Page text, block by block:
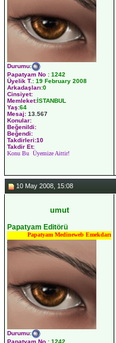
Durumu:
Papatyam No : 1242
Üyelik T.: 19 February 2008
Arkadaşları:0
Cinsiyet:
Memleket:İSTANBUL
Yaş:64
Mesaj: 13.567
Konular:
Beğenildi:
Beğendi:
Takdirleri:10
Takdir Et:
Konu Bu Üyemize Aittir!
10 May 2008, 15:08
umut
Papatyam Editörü
Papatyam Medineweb Emekdarı
Durumu:
Papatyam No : 1242